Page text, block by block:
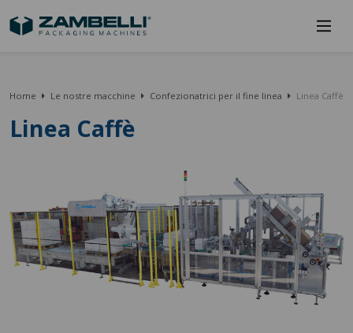
Home Le nostre macchine Confezionatrici per il fine linea Linea Caffè
Linea Caffè